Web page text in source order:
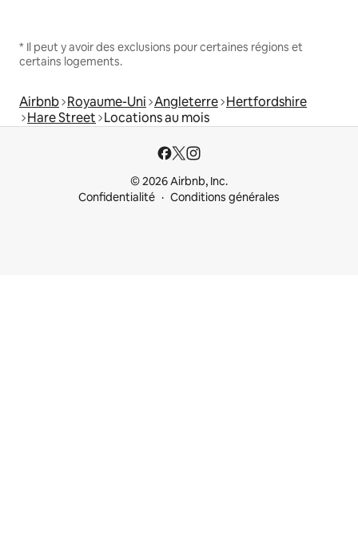
* Il peut y avoir des exclusions pour certaines régions et
certains logements.
Airbnb Royaume-Uni Angleterre Hertfordshire
Hare Street Locations au mois
© 2026 Airbnb, Inc.
Confidentialité
Conditions générales